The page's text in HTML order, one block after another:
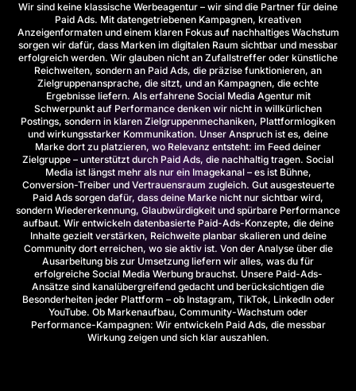
Wir sind keine klassische Werbeagentur – wir sind die Partner für deine
Paid Ads. Mit datengetriebenen Kampagnen, kreativen
Anzeigenformaten und einem klaren Fokus auf nachhaltiges Wachstum
sorgen wir dafür, dass Marken im digitalen Raum sichtbar und messbar
erfolgreich werden. Wir glauben nicht an Zufallstreffer oder künstliche
Reichweiten, sondern an Paid Ads, die präzise funktionieren, an
Zielgruppenansprache, die sitzt, und an Kampagnen, die echte
Ergebnisse liefern. Als erfahrene Social Media Agentur mit
Schwerpunkt auf Performance denken wir nicht in willkürlichen
Postings, sondern in klaren Zielgruppenmechaniken, Plattformlogiken
und wirkungsstarker Kommunikation. Unser Anspruch ist es, deine
Marke dort zu platzieren, wo Relevanz entsteht: im Feed deiner
Zielgruppe – unterstützt durch Paid Ads, die nachhaltig tragen. Social
Media ist längst mehr als nur ein Imagekanal – es ist Bühne,
Conversion-Treiber und Vertrauensraum zugleich. Gut ausgesteuerte
Paid Ads sorgen dafür, dass deine Marke nicht nur sichtbar wird,
sondern Wiedererkennung, Glaubwürdigkeit und spürbare Performance
aufbaut. Wir entwickeln datenbasierte Paid-Ads-Konzepte, die deine
Inhalte gezielt verstärken, Reichweite planbar skalieren und deine
Community dort erreichen, wo sie aktiv ist. Von der Analyse über die
Ausarbeitung bis zur Umsetzung liefern wir alles, was du für
erfolgreiche Social Media Werbung brauchst. Unsere Paid-Ads-
Ansätze sind kanalübergreifend gedacht und berücksichtigen die
Besonderheiten jeder Plattform – ob Instagram, TikTok, LinkedIn oder
YouTube. Ob Markenaufbau, Community-Wachstum oder
Performance-Kampagnen: Wir entwickeln Paid Ads, die messbar
Wirkung zeigen und sich klar auszahlen.